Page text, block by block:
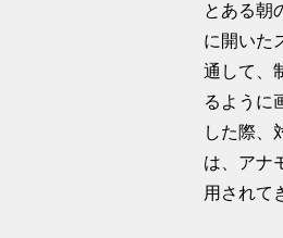
とある朝
に開いた
通して、
るように
した際、
は、アナ
用されて